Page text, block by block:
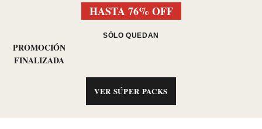
HASTA 76% OFF
SÓLO QUEDAN
PROMOCIÓN
FINALIZADA
VER SÚPER PACKS